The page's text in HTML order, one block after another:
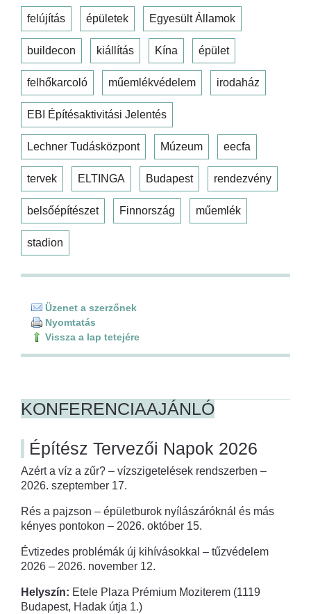
felújítás épületek Egyesült Államok
buildecon kiállítás Kína épület
felhőkarcoló műemlékvédelem irodaház
EBI Építésaktivitási Jelentés
Lechner Tudásközpont Múzeum eecfa
tervek ELTINGA Budapest rendezvény
belsőépítészet Finnország műemlék
stadion
Üzenet a szerzőnek
Nyomtatás
Vissza a lap tetejére
KONFERENCIAAJÁNLÓ
Építész Tervezői Napok 2026
Azért a víz a zűr? – vízszigetelések rendszerben –
2026. szeptember 17.
Rés a pajzson – épületburok nyílászáróknál és más
kényes pontokon – 2026. október 15.
Évtizedes problémák új kihívásokkal – tűzvédelem
2026 – 2026. november 12.
Helyszín: Etele Plaza Prémium Moziterem (1119
Budapest, Hadak útja 1.)